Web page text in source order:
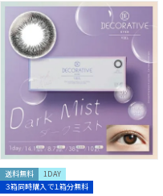
送料無料
1DAY
３箱同時購入で１箱分無料